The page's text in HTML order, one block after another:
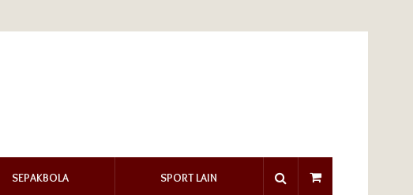
SEPAKBOLA SPORT LAIN